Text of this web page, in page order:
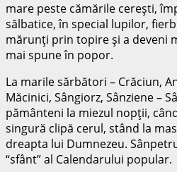
mare peste cămările cereşti,
sălbatice, în special lupilor,
mărunţi prin topire şi a deveni
mai spune în popor.
La marile sărbători – Crăciun,
Măcinici, Sângiorz, Sânziene –
pământeni la miezul nopţii,
singură clipă cerul, stând la
dreapta lui Dumnezeu.
“sfânt” al Calendarului popular.